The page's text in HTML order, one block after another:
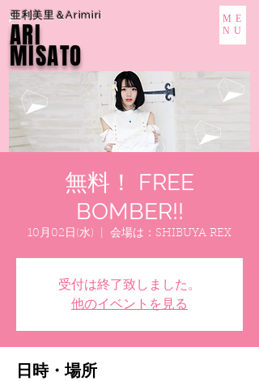
亜利美里＆Arimiri
ARI
MISATO
ME
NU
無料！ FREE
BOMBER!!
10月02日(水) 会場は：SHIBUYA REX
受付は終了致しました。
他のイベントを見る
日時・場所